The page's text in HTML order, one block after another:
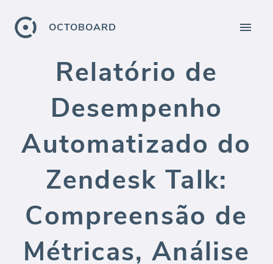
OCTOBOARD
Relatório de
Desempenho
Automatizado do
Zendesk Talk:
Compreensão de
Métricas, Análise